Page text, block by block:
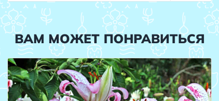
ВАМ МОЖЕТ ПОНРАВИТЬСЯ